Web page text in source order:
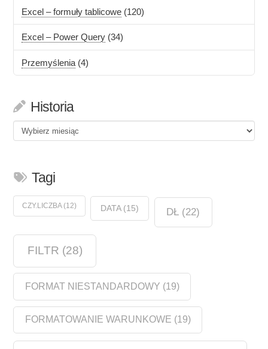
Excel – formuły tablicowe (120)
Excel – Power Query (34)
Przemyślenia (4)
Historia
Historia
Tagi
CZY.LICZBA(12) DATA(15) DŁ (22)
FILTR (28)
FORMAT NIESTANDARDOWY (19)
FORMATOWANIE WARUNKOWE (19)